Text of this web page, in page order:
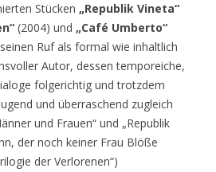
Stücken „Republik Vineta“
(2004) und „Café Umberto“
Ruf als formal wie inhaltlich
Autor, dessen temporeiche,
folgerichtig und trotzdem
und überraschend zugleich
und Frauen“ und „Republik
der noch keiner Frau Blöße
der Verlorenen“)